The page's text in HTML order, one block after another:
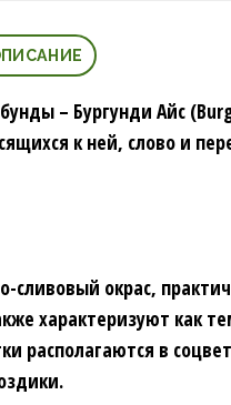
– Бургунди Айс
к ней, слово и
окрас,
характеризуют
располагаются в